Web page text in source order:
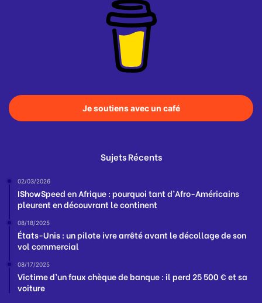
Je soutiens avec un café
Sujets Récents
02/03/2026
IShowSpeed en Afrique : pourquoi tant d’Afro-Américains
pleurent en découvrant le continent
08/18/2025
États-Unis : un pilote ivre arrêté avant le décollage de son
vol commercial
08/17/2025
Victime d’un faux chèque de banque : il perd 25 500 € et sa
voiture